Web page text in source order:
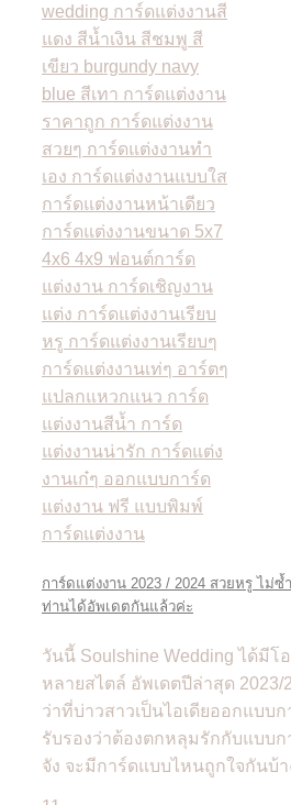
การ์ดแต่งงาน 2023 / 2024 สวยหรู ไม่
ท่านได้อัพเดตกันแล้วค่ะ
วันนี้ Soulshine Wedding ได้มี
หลายสไตล์ อัพเดตปีล่าสุด
ว่าที่บ่าวสาวเป็นไอเดียออกแบบ
รับรองว่าต้องตกหลุมรักกับแบบ
จัง จะมีการ์ดแบบไหนถูกใจกันบ้